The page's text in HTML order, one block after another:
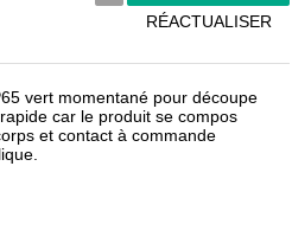
RÉACTUALISER
vert momentané pour découpe
car le produit se compos
et contact à commande